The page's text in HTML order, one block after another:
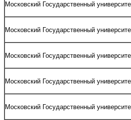
Московский Государственный
Московский Государственный
Московский Государственный
Московский Государственный
Московский Государственный